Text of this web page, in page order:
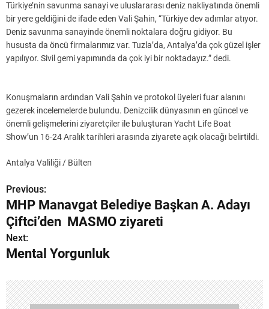
Türkiye’nin savunma sanayi ve uluslararası deniz nakliyatında önemli
bir yere geldiğini de ifade eden Vali Şahin, “Türkiye dev adımlar atıyor.
Deniz savunma sanayinde önemli noktalara doğru gidiyor. Bu
hususta da öncü firmalarımız var. Tuzla’da, Antalya’da çok güzel işler
yapılıyor. Sivil gemi yapımında da çok iyi bir noktadayız.” dedi.
Konuşmaların ardından Vali Şahin ve protokol üyeleri fuar alanını
gezerek incelemelerde bulundu. Denizcilik dünyasının en güncel ve
önemli gelişmelerini ziyaretçiler ile buluşturan Yacht Life Boat
Show’un 16-24 Aralık tarihleri arasında ziyarete açık olacağı belirtildi.
Antalya Valiliği / Bülten
Y
a
z
ı
g
Previous:
MHP Manavgat Belediye Başkan A. Adayı
Çiftci’den MASMO ziyareti
Next:
Mental Yorgunluk